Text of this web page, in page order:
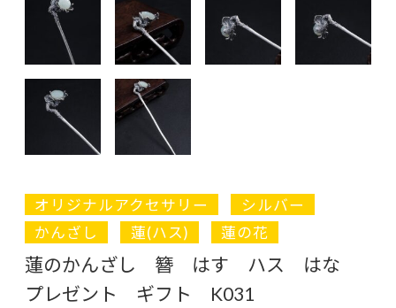
オリジナルアクセサリー
シルバー
かんざし
蓮(ハス) 蓮の花
蓮のかんざし 簪 はす ハス はな
プレゼント ギフト K031